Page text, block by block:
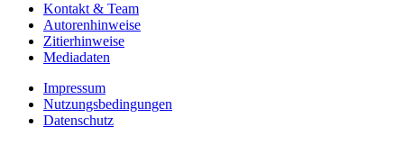
Kontakt & Team
Autorenhinweise
Zitierhinweise
Mediadaten
Impressum
Nutzungsbedingungen
Datenschutz